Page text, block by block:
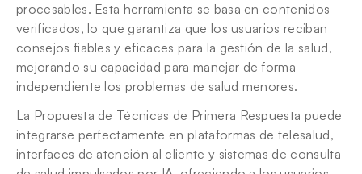
procesables. Esta herramienta se basa en contenidos
verificados, lo que garantiza que los usuarios reciban
consejos fiables y eficaces para la gestión de la salud,
mejorando su capacidad para manejar de forma
independiente los problemas de salud menores.
La Propuesta de Técnicas de Primera Respuesta puede
integrarse perfectamente en plataformas de telesalud,
interfaces de atención al cliente y sistemas de consulta